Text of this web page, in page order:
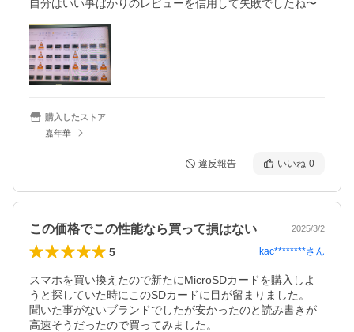
購入したストア
嘉年華
違反報告 いいね 0
この価格でこの性能なら買って損はない 2025/3/2
5 kac********さん
スマホを買い換えたので新たにMicroSDカードを購入しよ
うと探していた時にこのSDカードに目が留まりました。
聞いた事がないブランドでしたが安かったのと読み書きが
高速そうだったので買ってみました。